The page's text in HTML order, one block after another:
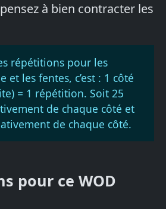
à bien contracter les
répétitions pour les
et les fentes, c’est : 1 côté
= 1 répétition. Soit 25
de chaque côté et
de chaque côté.
pour ce WOD